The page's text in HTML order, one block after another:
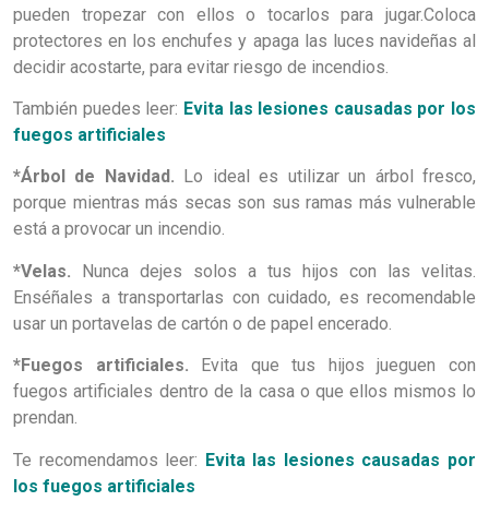
pueden tropezar con ellos o tocarlos para jugar.Coloca
protectores en los enchufes y apaga las luces navideñas al
decidir acostarte, para evitar riesgo de incendios.
También puedes leer: Evita las lesiones causadas por los
fuegos artificiales
*Árbol de Navidad.
Lo ideal es utilizar un árbol fresco,
porque mientras más secas son sus ramas más vulnerable
está a provocar un incendio.
*Velas. Nunca dejes solos a tus hijos con las velitas.
Enséñales a transportarlas con cuidado, es recomendable
usar un portavelas de cartón o de papel encerado.
*Fuegos artificiales.
Evita que tus hijos jueguen con
fuegos artificiales dentro de la casa o que ellos mismos lo
prendan.
Te recomendamos leer: Evita las lesiones causadas por
los fuegos artificiales